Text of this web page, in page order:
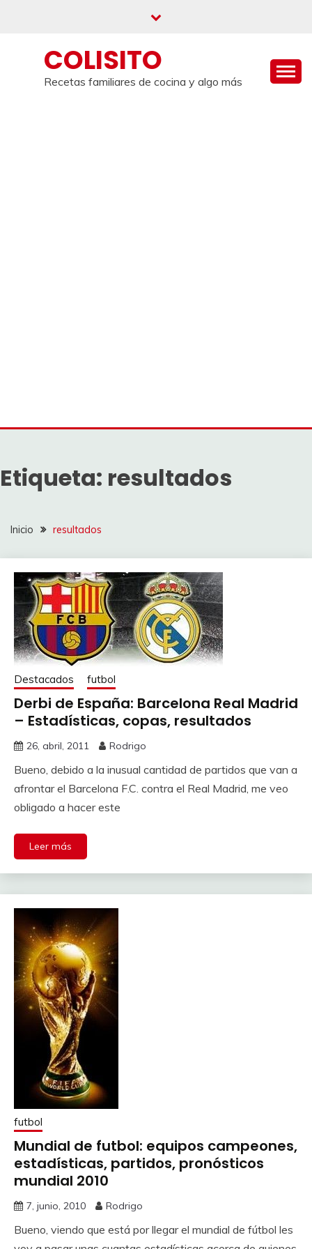
COLISITO
Recetas familiares de cocina y algo más
Etiqueta: resultados
Inicio resultados
Destacados futbol
Derbi de España: Barcelona Real Madrid
– Estadísticas, copas, resultados
26, abril, 2011 Rodrigo
Bueno, debido a la inusual cantidad de partidos que van a
afrontar el Barcelona F.C. contra el Real Madrid, me veo
obligado a hacer este
Leer más
futbol
Mundial de futbol: equipos campeones,
estadísticas, partidos, pronósticos
mundial 2010
7, junio, 2010 Rodrigo
Bueno, viendo que está por llegar el mundial de fútbol les